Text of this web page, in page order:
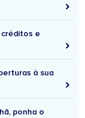
e
à sua
ponha o